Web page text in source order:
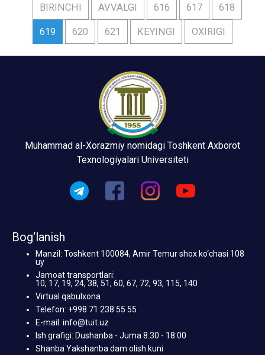
BIRINCHI AVVALGI 616 617 618
619 620 621 KEYINGI OXIRIGI
Muhammad al-Xorazmiy nomidagi Toshkent Axborot
Texnologiyalari Universiteti
Bog‘lanish
Manzil: Toshkent 100084, Amir Temur shox ko‘chasi 108
uy
Jamoat transportlari:
10, 17, 19, 24, 38, 51, 60, 67, 72, 93, 115, 140
Virtual qabulxona
Telefon: +998 71 238 55 55
E-mail: info@tuit.uz
Ish grafigi: Dushanba - Juma 8:30 - 18:00
Shanba Yakshanba dam olish kuni